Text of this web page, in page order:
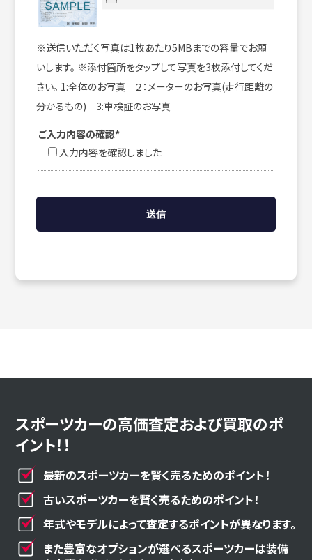
※送信いただく写真は1枚あたり5MBまでの容量でお願
いします。 ※添付箇所をタップして写真を3枚添付してくだ
さい。 1:全体のお写真 ２：メーターのお写真(走行距離の
分かるもの) 3:車検証のお写真
ご入力内容の確認*
入力内容を確認しました
スポーツカーの高価査定および買取のポ
イント！！
最新のスポーツカーを賢く売るためのポイント！
古いスポーツカーを賢く売るためのポイント！
年式やモデルによって査定するポイントが異なります。
また豊富なオプションが選べるスポーツカーは装備